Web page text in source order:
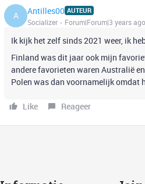
A Antilles00 AUTEUR
Socializer Forum|Forum|3 years ago
Ik kijk het zelf sinds 2021 weer, ik
Finland was dit jaar ook mijn
andere favorieten waren Australië
Polen was dan voornamelijk omdat
Like Reageer